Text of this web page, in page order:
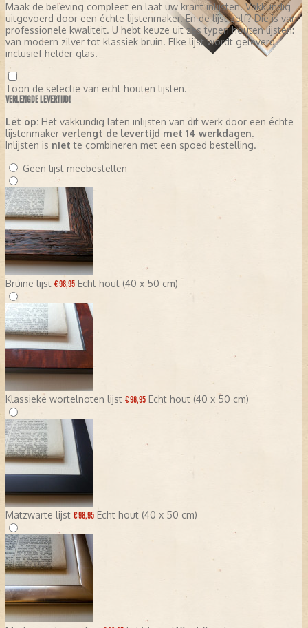
Maak de beleving compleet en laat uw krant inlijsten. Vakkundig
uitgevoerd door een échte lijstenmaker. En de lijst zelf? Die is van
professionele kwaliteit. U hebt keuze uit zes typen houten lijsten:
van modern zilver tot klassiek bruin. Elke lijst wordt geleverd
inclusief helder glas.
Toon de selectie van echt houten lijsten.
VERLENGDE LEVERTIJD!
Let op: Het vakkundig laten inlijsten van dit werk door een échte
lijstenmaker verlengt de levertijd met 14 werkdagen.
Inlijsten is niet te combineren met een spoed bestelling.
Geen lijst meebestellen
Bruine lijst € 98,95 Echt hout (40 x 50 cm)
Klassieke wortelnoten lijst € 98,95 Echt hout (40 x 50 cm)
Matzwarte lijst € 98,95 Echt hout (40 x 50 cm)